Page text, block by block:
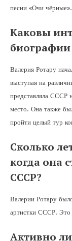
песни «Очи чёрные».
Каковы
биографии
Валерия Ротару
выступая на
представляла СССР
место. Она также
пройти целый тур
Сколько
когда она
СССР?
Валерии Ротару
артистки СССР. Это
Активно